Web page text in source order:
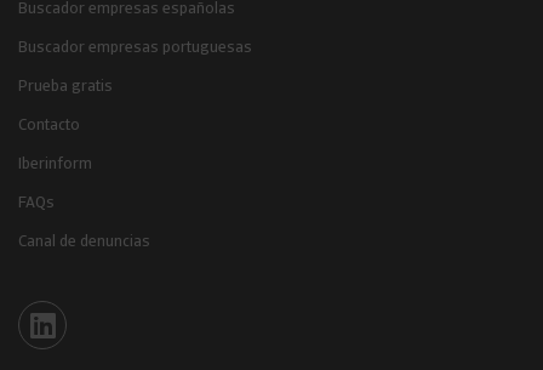
Buscador empresas españolas
Buscador empresas portuguesas
Prueba gratis
Contacto
Iberinform
FAQs
Canal de denuncias
Iberinform en Linkedin